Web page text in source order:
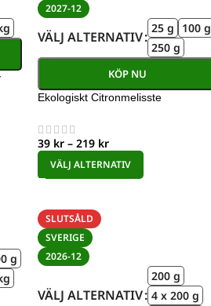
2027-12
VÄLJ ALTERNATIV
25 g
100 g
250 g
KÖP NU
Ekologiskt Citronmelisste
39 kr – 219 kr
VÄLJ ALTERNATIV
g
SLUTSÅLD
SVERIGE
2026-12
VÄLJ ALTERNATIV
200 g
4 x 200 g